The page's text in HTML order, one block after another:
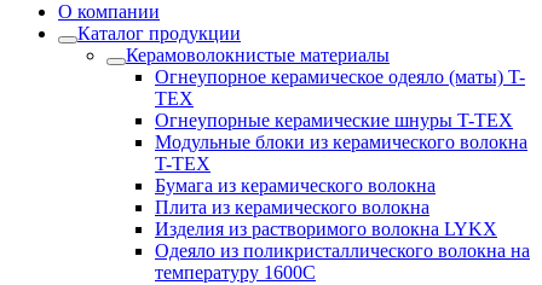
О компании
Каталог продукции
Керамоволокнистые материалы
Огнеупорное керамическое одеяло (маты) T-
TEX
Огнеупорные керамические шнуры T-TEX
Модульные блоки из керамического волокна
T-TEX
Бумага из керамического волокна
Плита из керамического волокна
Изделия из растворимого волокна LYKX
Одеяло из поликристаллического волокна на
температуру 1600С